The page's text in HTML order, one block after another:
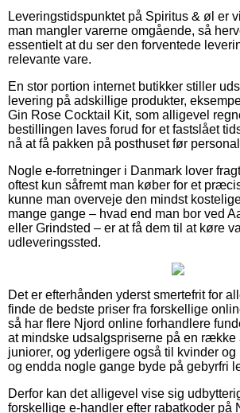
Leveringstidspunktet på Spiritus & øl er
man mangler varerne omgående, så
essentielt at du ser den forventede
relevante vare.
En stor portion internet butikker stiller
levering på adskillige produkter,
Gin Rose Cocktail Kit, som alligevel
bestillingen laves forud for et fastslået
nå at få pakken på posthuset før
Nogle e-forretninger i Danmark lover
oftest kun såfremt man køber for et
kunne man overveje den mindst
mange gange – hvad end man bor ved
eller Grindsted – er at få dem til at køre
udleveringssted.
Det er efterhånden yderst smertefrit for
finde de bedste priser fra forskellige
så har flere Njord online forhandlere
at mindske udsalgspriserne på en række
juniorer, og yderligere også til kvinder
og endda nogle gange byde på gebyrfri
Derfor kan det alligevel vise sig
forskellige e-handler efter rabatkoder på